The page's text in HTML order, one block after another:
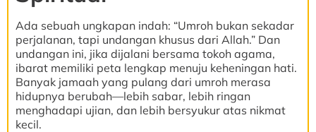
Ada sebuah ungkapan indah: “Umroh bukan sekadar
perjalanan, tapi undangan khusus dari Allah.” Dan
undangan ini, jika dijalani bersama tokoh agama,
ibarat memiliki peta lengkap menuju keheningan hati.
Banyak jamaah yang pulang dari umroh merasa
hidupnya berubah—lebih sabar, lebih ringan
menghadapi ujian, dan lebih bersyukur atas nikmat
kecil.